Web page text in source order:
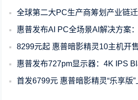
全球第二大PC生产商筹划产业链迁移 东南亚成
惠普发布AI PC全场景AI解决方案：接入文心一言、
8299元起 惠普暗影精灵10主机开售：顶配14代
惠普发布727pm显示器：4K IPS Black屏、内置
首发6799元 惠普暗影精灵“乐享版”上市：